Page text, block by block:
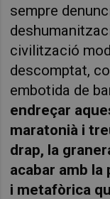
sempre
civilització
descomptat,
embotida de
endreçar
maratonià i
drap, la
acabar amb
i metafòrica